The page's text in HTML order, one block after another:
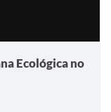
Ecológica no